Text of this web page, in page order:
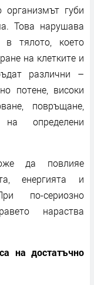
организмът губи
Това нарушава
в тялото, което
на клетките и
различни –
потене, високи
повръщане,
определени
да повлияе
енергията и
по-сериозно
нараства
на достатъчно